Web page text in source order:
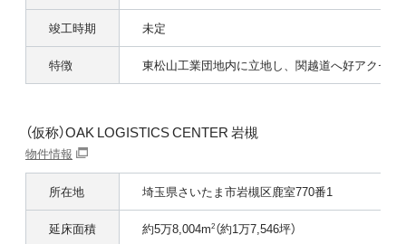
竣工時期 未定
特徴 東松山工業団地内に立地し、関越道へ好アクセス
（仮称）OAK LOGISTICS CENTER 岩槻
物件情報
所在地 埼玉県さいたま市岩槻区鹿室770番1
延床面積 約5万8,004m2（約1万7,546坪）